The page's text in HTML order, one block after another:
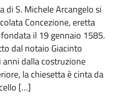
di S. Michele Arcangelo si
Concezione, eretta
il 19 gennaio 1585.
dal notaio Giacinto
dalla costruzione
la chiesetta è cinta da
[…]